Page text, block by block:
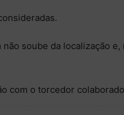
soube da localização
com o torcedor